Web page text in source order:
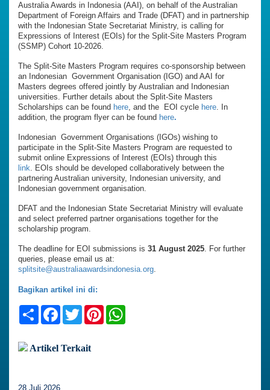
Australia Awards in Indonesia (AAI), on behalf of the Australian
Department of Foreign Affairs and Trade (DFAT) and in partnership
with the Indonesian State Secretariat Ministry, is calling for
Expressions of Interest (EOIs) for the Split-Site Masters Program
(SSMP) Cohort 10-2026.
The Split-Site Masters Program requires co-sponsorship between
an Indonesian Government Organisation (IGO) and AAI for
Masters degrees offered jointly by Australian and Indonesian
universities. Further details about the Split-Site Masters
Scholarships can be found here, and the EOI cycle here. In
addition, the program flyer can be found here.
Indonesian Government Organisations (IGOs) wishing to
participate in the Split-Site Masters Program are requested to
submit online Expressions of Interest (EOIs) through this
link. EOIs should be developed collaboratively between the
partnering Australian university, Indonesian university, and
Indonesian government organisation.
DFAT and the Indonesian State Secretariat Ministry will evaluate
and select preferred partner organisations together for the
scholarship program.
The deadline for EOI submissions is 31 August 2025. For further
queries, please email us at:
splitsite@australiaawardsindonesia.org.
Bagikan artikel ini di:
ShareFacebook
TwitterPinterest
Artikel Terkait
28 Juli 2026